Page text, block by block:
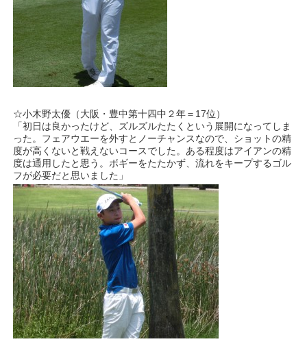
☆小木野太優（大阪・豊中第十四中２年＝17位）
「初日は良かったけど、ズルズルたたくという展開になってしま
った。フェアウエーを外すとノーチャンスなので、ショットの精
度が高くないと戦えないコースでした。ある程度はアイアンの精
度は通用したと思う。ボギーをたたかず、流れをキープするゴル
フが必要だと思いました」